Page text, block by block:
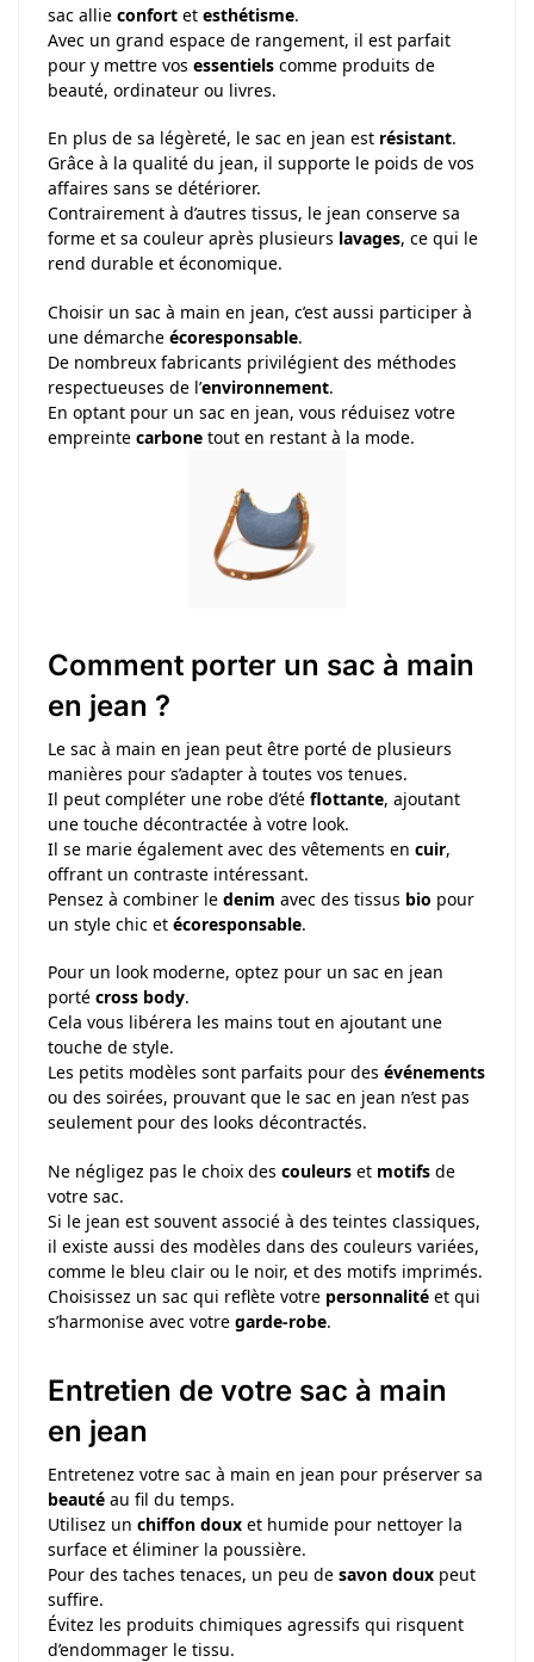
sac allie confort et esthétisme.
Avec un grand espace de rangement, il est parfait
pour y mettre vos essentiels comme produits de
beauté, ordinateur ou livres.
En plus de sa légèreté, le sac en jean est résistant.
Grâce à la qualité du jean, il supporte le poids de vos
affaires sans se détériorer.
Contrairement à d’autres tissus, le jean conserve sa
forme et sa couleur après plusieurs lavages, ce qui le
rend durable et économique.
Choisir un sac à main en jean, c’est aussi participer à
une démarche écoresponsable.
De nombreux fabricants privilégient des méthodes
respectueuses de l’environnement.
En optant pour un sac en jean, vous réduisez votre
empreinte carbone tout en restant à la mode.
Comment porter un sac à main
en jean ?
Le sac à main en jean peut être porté de plusieurs
manières pour s’adapter à toutes vos tenues.
Il peut compléter une robe d’été flottante, ajoutant
une touche décontractée à votre look.
Il se marie également avec des vêtements en cuir,
offrant un contraste intéressant.
Pensez à combiner le denim avec des tissus bio pour
un style chic et écoresponsable.
Pour un look moderne, optez pour un sac en jean
porté cross body.
Cela vous libérera les mains tout en ajoutant une
touche de style.
Les petits modèles sont parfaits pour des événements
ou des soirées, prouvant que le sac en jean n’est pas
seulement pour des looks décontractés.
Ne négligez pas le choix des couleurs et motifs de
votre sac.
Si le jean est souvent associé à des teintes classiques,
il existe aussi des modèles dans des couleurs variées,
comme le bleu clair ou le noir, et des motifs imprimés.
Choisissez un sac qui reflète votre personnalité et qui
s’harmonise avec votre garde-robe.
Entretien de votre sac à main
en jean
Entretenez votre sac à main en jean pour préserver sa
beauté au fil du temps.
Utilisez un chiffon doux et humide pour nettoyer la
surface et éliminer la poussière.
Pour des taches tenaces, un peu de savon doux peut
suffire.
Évitez les produits chimiques agressifs qui risquent
d’endommager le tissu.